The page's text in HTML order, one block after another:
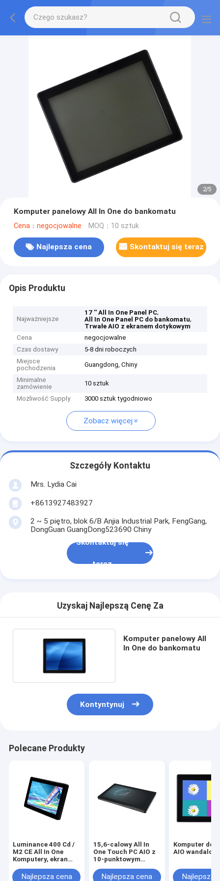
2/5
Komputer panelowy All In One do bankomatu
Cena：negocjowalne MOQ：10 sztuk
Najlepsza cena Skontaktuj się teraz
Opis Produktu
Najważniejsze
17 '' All In One Panel PC,
All In One Panel PC do bankomatu,
Trwałe AIO z ekranem dotykowym
Cena
negocjowalne
Czas dostawy
5-8 dni roboczych
Miejsce
pochodzenia
Guangdong, Chiny
Minimalne
zamówienie
10 sztuk
Możliwość Supply 3000 sztuk tygodniowo
Zobacz więcej
Szczegóły Kontaktu
Mrs. Lydia Cai
+8613927483927
2 ~ 5 piętro, blok 6/B Anjia Industrial Park, FengGang,
DongGuan GuangDong523690 Chiny
Skontaktuj się
teraz
Uzyskaj Najlepszą Cenę Za
Komputer panelowy All
In One do bankomatu
Kontyntynuj
Polecane Produkty
Luminance 400 Cd /
M2 CE All In One
Komputery, ekran
Desktop
Najlepsza cena
15,6-calowy All In
One Touch PC AIO z
10-punktowym
panoramicznym
Najlepsza cena
Komputer
AIO
Najlepsza